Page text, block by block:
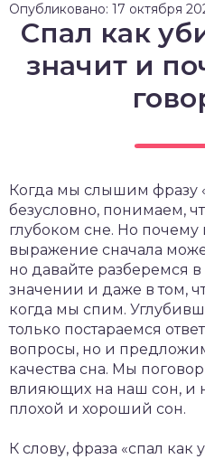
Опубликовано: 17 октября
Спал как
значит и
Когда мы слышим фразу
безусловно, понимаем,
глубоком сне. Но почему
выражение сначала
но давайте разберемся
значении и даже в том,
когда мы спим.
только постараемся
вопросы, но и
качества сна. Мы
влияющих на наш сон, и
плохой и хороший сон.
К слову, фраза «спал как